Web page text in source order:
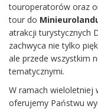
touroperatorów oraz
tour do
atrakcji turystycznych
zachwyca nie tylko
ale przede wszystkim
tematycznymi.
W ramach wieloletniej
oferujemy Państwu